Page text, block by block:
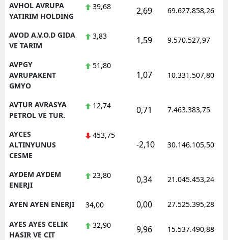
AVHOL AVRUPA
YATIRIM HOLDING
39,68 2,69 69.627.858,26
AVOD A.V.O.D GIDA
VE TARIM
3,83 1,59 9.570.527,97
AVPGY
AVRUPAKENT
GMYO
51,80
1,07 10.331.507,80
AVTUR AVRASYA
PETROL VE TUR.
12,74 0,71 7.463.383,75
AYCES
ALTINYUNUS
CESME
453,75
-2,10 30.146.105,50
AYDEM AYDEM
ENERJI
23,80 0,34 21.045.453,24
AYEN AYEN ENERJI 34,00 0,00 27.525.395,28
AYES AYES CELIK
HASIR VE CIT
32,90 9,96 15.537.490,88